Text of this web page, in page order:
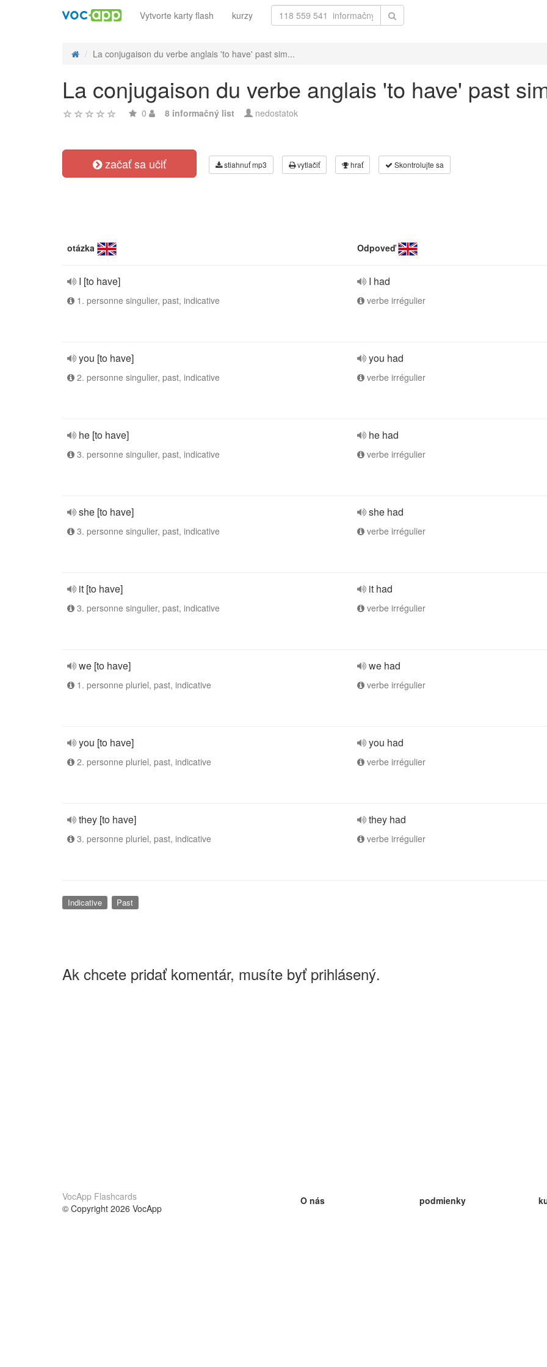
Vytvorte karty flash kurzy
La conjugaison du verbe anglais 'to have' past sim...
La conjugaison du verbe anglais 'to have' past
0 8 informačný list nedostatok
začať sa učiť stiahnuť mp3 vytlačiť hrať Skontrolujte sa
otázka Odpoveď
I [to have]
1. personne singulier, past, indicative
I had
verbe irrégulier
you [to have]
2. personne singulier, past, indicative
you had
verbe irrégulier
he [to have]
3. personne singulier, past, indicative
he had
verbe irrégulier
she [to have]
3. personne singulier, past, indicative
she had
verbe irrégulier
it [to have]
3. personne singulier, past, indicative
it had
verbe irrégulier
we [to have]
1. personne pluriel, past, indicative
we had
verbe irrégulier
you [to have]
2. personne pluriel, past, indicative
you had
verbe irrégulier
they [to have]
3. personne pluriel, past, indicative
they had
verbe irrégulier
Indicative Past
Ak chcete pridať komentár, musíte byť prihlásený.
VocApp Flashcards
© Copyright 2026 VocApp
O nás
podmienky